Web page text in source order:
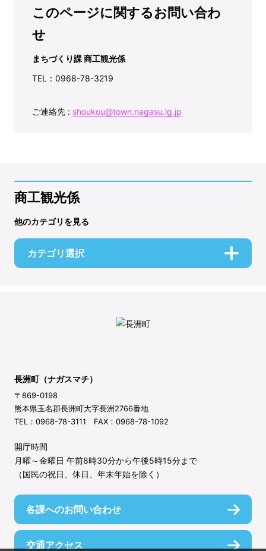
このページに関するお問い合わ
せ
まちづくり課 商工観光係
TEL：0968-78-3219
ご連絡先 : shoukou@town.nagasu.lg.jp
商工観光係
他のカテゴリを見る
カテゴリ選択
長洲町（ナガスマチ）
〒869-0198
熊本県玉名郡長洲町大字長洲2766番地
TEL：0968-78-3111 FAX：0968-78-1092
開庁時間
月曜～金曜日 午前8時30分から午後5時15分まで
（国民の祝日、休日、年末年始を除く）
各課へのお問い合わせ
交通アクセス